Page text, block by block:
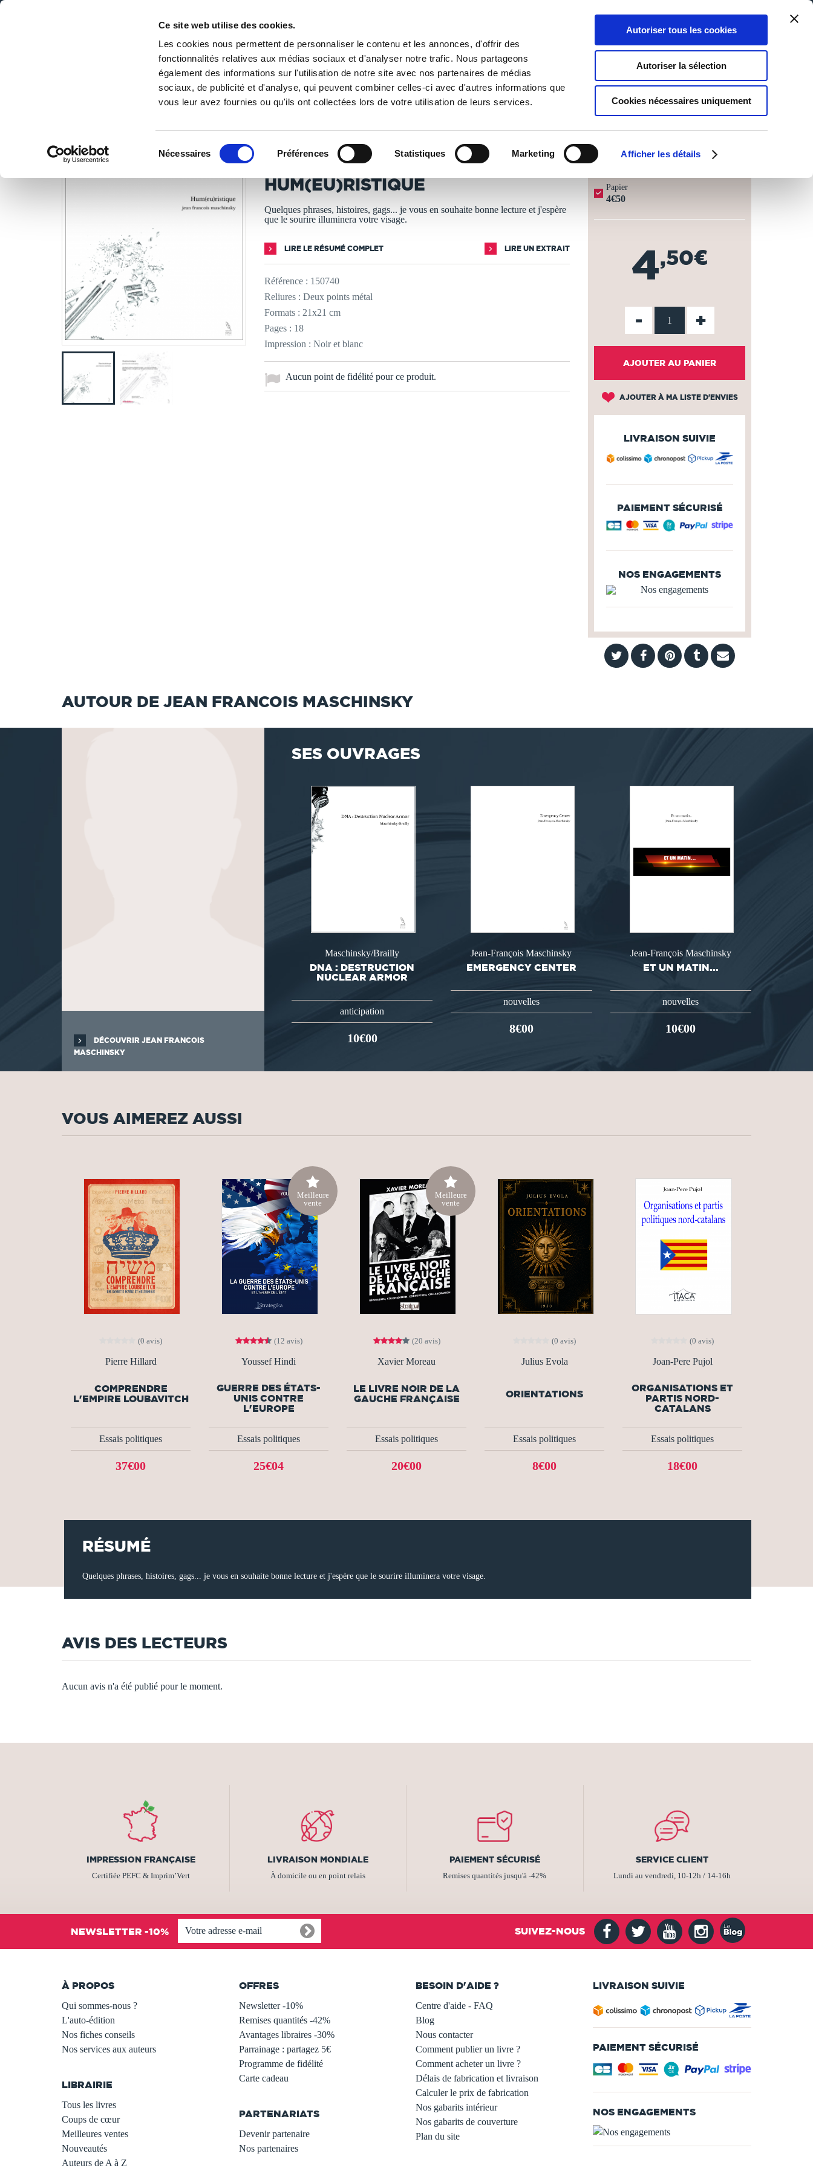
Ce site web utilise des cookies.
Les cookies nous permettent de personnaliser le contenu et les annonces, d'offrir des
fonctionnalités relatives aux médias sociaux et d'analyser notre trafic. Nous partageons
également des informations sur l'utilisation de notre site avec nos partenaires de médias
sociaux, de publicité et d'analyse, qui peuvent combiner celles-ci avec d'autres informations que
vous leur avez fournies ou qu'ils ont collectées lors de votre utilisation de leurs services.
Nécessaires Préférences Statistiques Marketing Afficher les détails
Autoriser tous les cookies
Autoriser la sélection
Cookies nécessaires uniquement
DE LA PAGE BLANCHE... AU BEST SELLER
0
Panier
0
Ma liste
Connexion
PUBLIER UN LIVRE LIBRAIRIE
/ Essais / Essais littéraires / Hum(eu)ristique
LES LIVRES SONT IMPRIMÉS À LA DEMANDE - DÉLAI ACTUEL : 3 À 5 JOURS OUVRÉS ⏱️
jean francois maschinsky
HUM(EU)RISTIQUE
Quelques phrases, histoires, gags... je vous en souhaite bonne lecture et j'espère
que le sourire illuminera votre visage.
LIRE LE RÉSUMÉ COMPLET LIRE UN EXTRAIT
Référence : 150740
Reliures : Deux points métal
Formats : 21x21 cm
Pages : 18
Impression : Noir et blanc
Aucun point de fidélité pour ce produit.
Papier
4€50
4,50€
- +
AJOUTER AU PANIER
AJOUTER À MA LISTE D'ENVIES
LIVRAISON SUIVIE
PAIEMENT SÉCURISÉ
NOS ENGAGEMENTS
AUTOUR DE JEAN FRANCOIS MASCHINSKY
DÉCOUVRIR JEAN FRANCOIS
MASCHINSKY
SES OUVRAGES
Maschinsky/Brailly
DNA : DESTRUCTION
NUCLEAR ARMOR
anticipation
10€00
Jean-François Maschinsky
EMERGENCY CENTER
nouvelles
8€00
Jean-François Maschinsky
ET UN MATIN...
nouvelles
10€00
VOUS AIMEREZ AUSSI
(0 avis)
Pierre Hillard
COMPRENDRE
L'EMPIRE LOUBAVITCH
Essais politiques
37€00
Meilleure
vente
(12 avis)
Youssef Hindi
GUERRE DES ÉTATS-
UNIS CONTRE
L'EUROPE
Essais politiques
25€04
Meilleure
vente
(20 avis)
Xavier Moreau
LE LIVRE NOIR DE LA
GAUCHE FRANÇAISE
Essais politiques
20€00
(0 avis)
Julius Evola
ORIENTATIONS
Essais politiques
8€00
(0 avis)
Joan-Pere Pujol
ORGANISATIONS ET
PARTIS NORD-
CATALANS
Essais politiques
18€00
RÉSUMÉ
Quelques phrases, histoires, gags... je vous en souhaite bonne lecture et j'espère que le sourire illuminera votre visage.
AVIS DES LECTEURS
Aucun avis n'a été publié pour le moment.
IMPRESSION FRANÇAISE
Certifiée PEFC & Imprim’Vert
LIVRAISON MONDIALE
À domicile ou en point relais
PAIEMENT SÉCURISÉ
Remises quantités jusqu'à -42%
SERVICE CLIENT
Lundi au vendredi, 10-12h / 14-16h
NEWSLETTER -10% SUIVEZ-NOUS
À PROPOS
Qui sommes-nous ?
L'auto-édition
Nos fiches conseils
Nos services aux auteurs
LIBRAIRIE
Tous les livres
Coups de cœur
Meilleures ventes
Nouveautés
Auteurs de A à Z
OFFRES
Newsletter -10%
Remises quantités -42%
Avantages libraires -30%
Parrainage : partagez 5€
Programme de fidélité
Carte cadeau
PARTENARIATS
Devenir partenaire
Nos partenaires
BESOIN D'AIDE ?
Centre d'aide - FAQ
Blog
Nous contacter
Comment publier un livre ?
Comment acheter un livre ?
Délais de fabrication et livraison
Calculer le prix de fabrication
Nos gabarits intérieur
Nos gabarits de couverture
Plan du site
LIVRAISON SUIVIE
PAIEMENT SÉCURISÉ
NOS ENGAGEMENTS